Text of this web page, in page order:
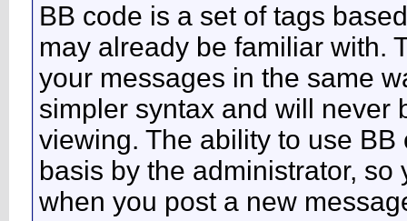
BB code is a set of tags
may already be familiar with.
your messages in the same
simpler syntax and will never
viewing. The ability to use
basis by the administrator,
when you post a new